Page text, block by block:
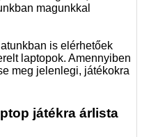
magunkkal
is elérhetőek
laptopok. Amennyiben
meg jelenlegi, játékokra
játékra árlista